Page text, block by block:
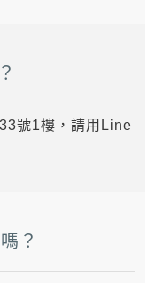
號1樓，請用Line
？